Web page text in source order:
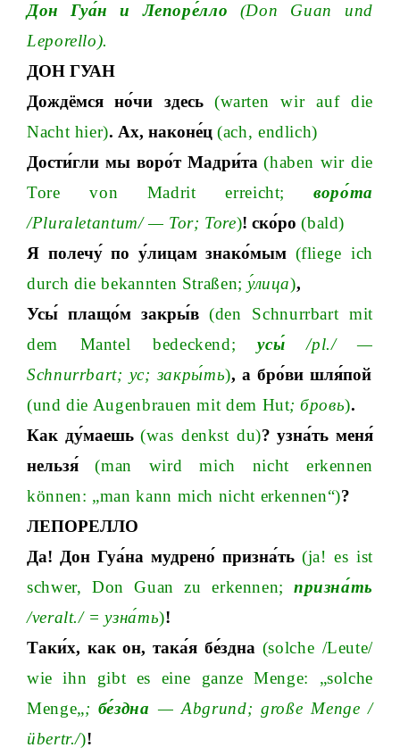
Дон
Гуа́н и Лепоре́лло
(Don Guan und
Leporello).
ДОН ГУАН
Дождёмся но́чи здесь (warten wir auf die
Nacht hier). Ax,наконе́ц (ach, endlich)
Дости́гли мы воро́т Мадри́та (haben wir die
Tore von Madrit erreicht;
воро́та
/Pluraletantum/ — Tor; Tore)!ско́ро (bald)
Я полечу́ по у́лицам знако́мым (fliege ich
durch die bekannten Straßen; у́лица),
Усы́ плащо́м закры́в (den Schnurrbart mit
dem Mantel bedeckend; усы́ /pl./
—
Schnurrbart; ус; закры́ть), а бро́ви шля́пой
(und die Augenbrauen mit dem Hut; бровь).
Как ду́маешь (was denkst du)?узна́ть меня́
нельзя́
(man wird mich nicht erkennen
können: „man kann mich nicht erkennen“)?
ЛЕПОРЕЛЛО
Да! Дон Гуа́на мудрено́ призна́ть (ja! es ist
schwer, Don Guan zu erkennen;
призна́ть
/veralt./ = узна́ть)!
Таки́х, как он,така́я бе́здна (solche /Leute/
wie ihn gibt es eine ganze Menge: „solche
Menge„; бе́здна — Abgrund; große Menge/
übertr./)!